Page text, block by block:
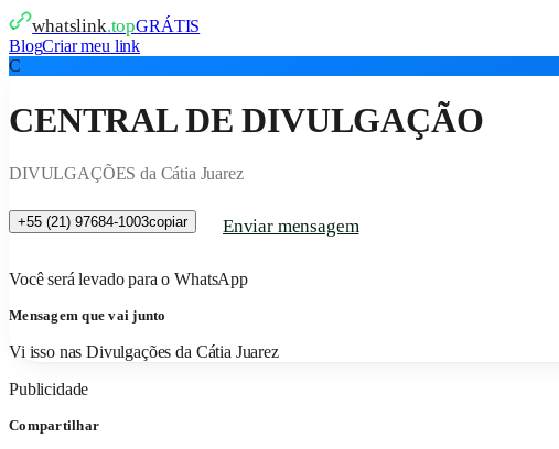
whatslink.topGRÁTIS
BlogCriar meu link
C
CENTRAL DE DIVULGAÇÃO
DIVULGAÇÕES da Cátia Juarez
+55 (21) 97684-1003copiar Enviar mensagem
Você será levado para o WhatsApp
Mensagem que vai junto
Vi isso nas Divulgações da Cátia Juarez
Publicidade
Compartilhar